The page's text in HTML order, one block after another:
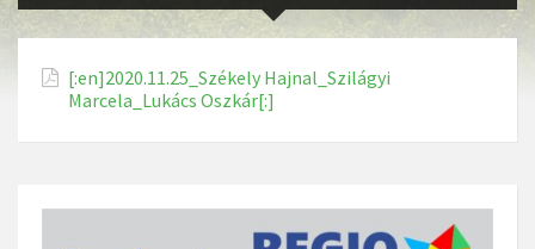
[:en]2020.11.25_Székely Hajnal_Szilágyi
Marcela_Lukács Oszkár[:]